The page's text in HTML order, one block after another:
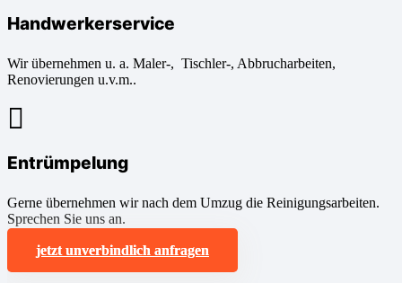
Handwerkerservice
Wir übernehmen u. a. Maler-, Tischler-, Abbrucharbeiten,
Renovierungen u.v.m..
Entrümpelung
Gerne übernehmen wir nach dem Umzug die Reinigungsarbeiten.
Sprechen Sie uns an.
jetzt unverbindlich anfragen